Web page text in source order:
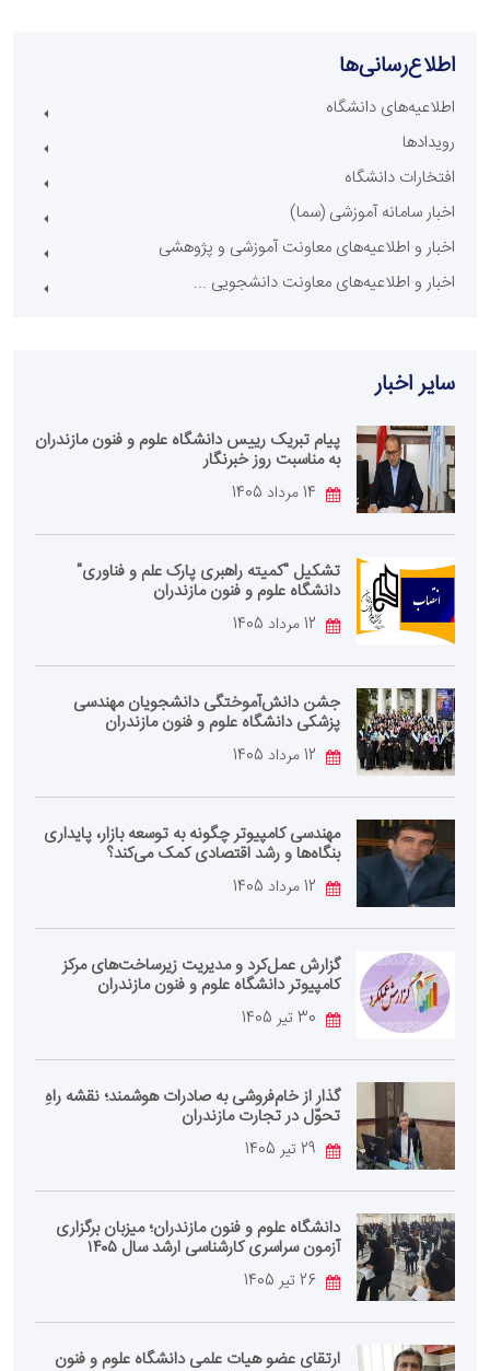
اطلاع‌رسانی‌ها
اطلاعیه‌های دانشگاه
رویدادها
افتخارات دانشگاه
اخبار سامانه آموزشی (سما)
اخبار و اطلاعیه‌های معاونت آموزشی و پژوهشی
اخبار و اطلاعیه‌های معاونت دانشجویی ...
سایر اخبار
پیام تبریک رییس دانشگاه علوم و فنون مازندران
به مناسبت روز خبرنگار
تشکیل "کمیته راهبری پارک علم و فناوری"
دانشگاه علوم و فنون مازندران
جشن دانش‌آموختگی دانشجویان مهندسی
پزشکی دانشگاه علوم و فنون مازندران
مهندسی کامپیوتر چگونه به توسعه بازار، پایداری
بنگاه‌ها و رشد اقتصادی کمک می‌کند؟
گزارش عمل‌کرد و مدیریت زیرساخت‌های مرکز
کامپیوتر دانشگاه علوم و فنون مازندران
گذار از خام‌فروشی به صادرات هوشمند؛ نقشه راهِ
تحوّل در تجارت مازندران
دانشگاه علوم و فنون مازندران؛ میزبان برگزاری
آزمون سراسری کارشناسی‌ ارشد سال ۱۴۰۵
ارتقای عضو هیات علمی دانشگاه علوم و فنون